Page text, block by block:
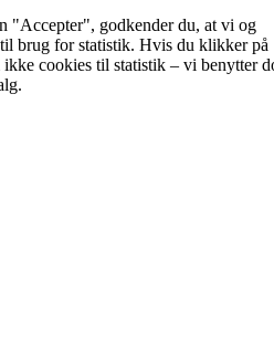
"Accepter", godkender du, at vi og
brug for statistik. Hvis du klikker på
cookies til statistik – vi benytter